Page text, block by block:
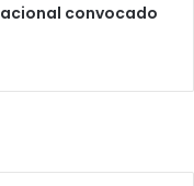
convocado